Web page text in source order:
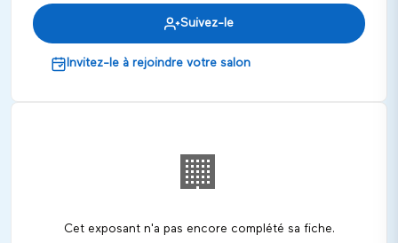
Suivez-le
Invitez-le à rejoindre votre salon
🏢
Cet exposant n'a pas encore complété sa fiche.